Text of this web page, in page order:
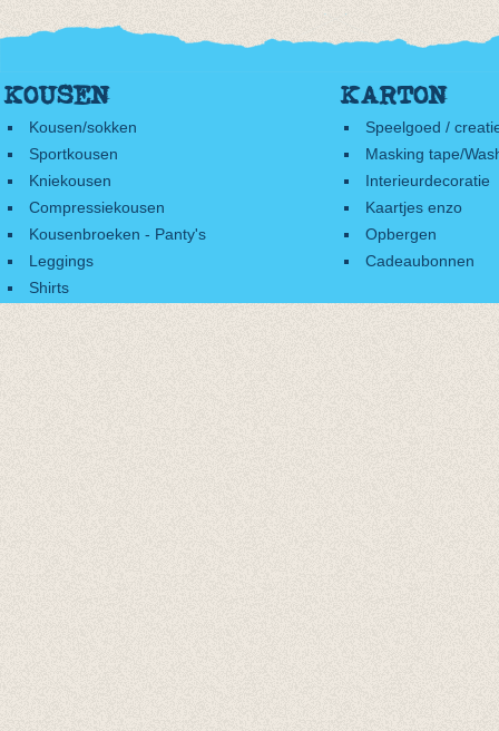
KOUSEN
Kousen/sokken
Sportkousen
Kniekousen
Compressiekousen
Kousenbroeken - Panty's
Leggings
Shirts
KARTON
Speelgoed /
Masking tape/
Interieurdecoratie
Kaartjes enzo
Opbergen
Cadeaubonnen